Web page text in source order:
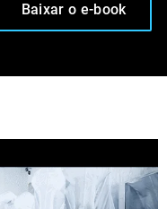
Baixar o e-book